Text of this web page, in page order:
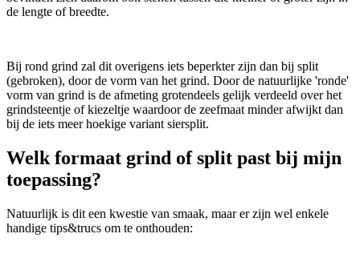
de lengte of breedte.
Bij rond grind zal dit overigens iets beperkter zijn dan bij split
(gebroken), door de vorm van het grind. Door de natuurlijke 'ronde'
vorm van grind is de afmeting grotendeels gelijk verdeeld over het
grindsteentje of kiezeltje waardoor de zeefmaat minder afwijkt dan
bij de iets meer hoekige variant siersplit.
Welk formaat grind of split past bij mijn
toepassing?
Natuurlijk is dit een kwestie van smaak, maar er zijn wel enkele
handige tips&trucs om te onthouden: